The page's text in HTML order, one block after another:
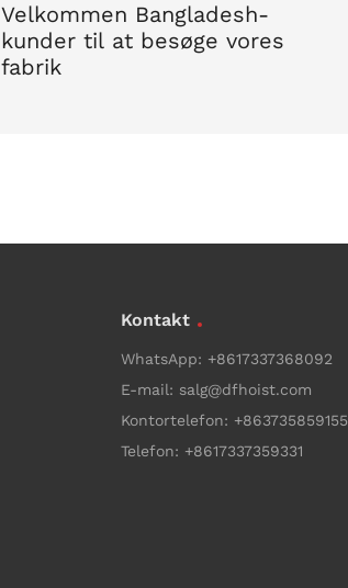
Velkommen Bangladesh-
kunder til at besøge vores
fabrik
Kontakt
WhatsApp: +8617337368092
E-mail: salg@dfhoist.com
Kontortelefon: +863735859155
Telefon: +8617337359331